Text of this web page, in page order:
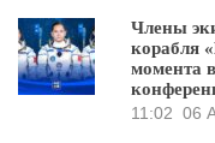
Члены
корабля
момента
11:02 06